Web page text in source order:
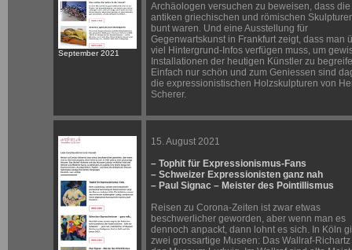
September 2021
Archäologen versuchen zu beweisen, dass die
antiken griechischen und römischen
bunt waren. Und eine Ausstellung für
Gegenwartskunst in Frankfurt zeigt, dass man
viel Hintergrund-Infos verfügen muss, um
Installationen der heutigen Künstler zu
Einfach nur schön und zum Geniessen sind
die expressionistischen Holzskulpturen von
Scherer.
15. August 2021
– Tophit für Expressionismus-Fans
– Schweizer Expressionisten ganz nah
– Paul Signac – Meister des Pointillismus
Reisen zu Corona-Zeiten ist zwar etwas
beschwerlicher geworden, aber wenn man es
dennoch anpackt, dann lohnt es sich. In Köln
zwei grossartige Museen: Das Wallraf-